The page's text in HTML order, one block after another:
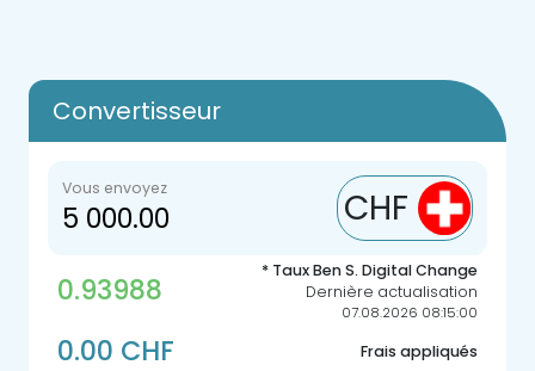
Convertisseur
Vous envoyez CHF
0.93988
* Taux Ben S. Digital Change
Dernière actualisation
07.08.2026 08:15:00
0.00 CHF Frais appliqués